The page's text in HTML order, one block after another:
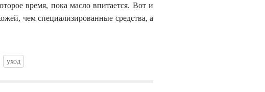
время, пока масло впитается. Вот и
чем специализированные средства, а
уход